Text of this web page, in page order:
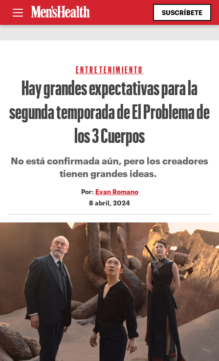
SUSCRÍBETE
ENTRETENIMIENTO
Hay grandes expectativas para la
segunda temporada de El Problema de
los 3 Cuerpos
No está confirmada aún, pero los creadores
tienen grandes ideas.
Por: Evan Romano
8 abril, 2024